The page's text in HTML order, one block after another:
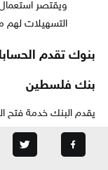
ويقتصر
التسهيلات لهم
بنوك تقدم
بنك فلسطين
يقدم البنك خدمة فتح
هذا الحساب بالآتي: